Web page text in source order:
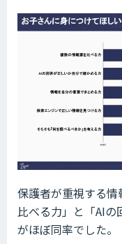
保護者が重視する
比べる力」と「AIの
がほぼ同率でした。